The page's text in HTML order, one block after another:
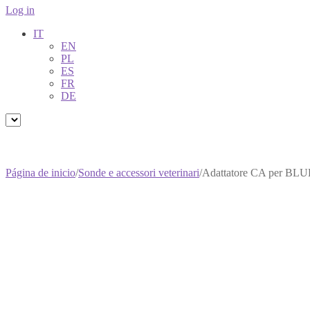
Log in
IT
EN
PL
ES
FR
DE
Página de inicio/Sonde e accessori veterinari/Adattatore CA per